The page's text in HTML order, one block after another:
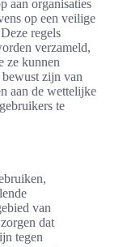
aan organisaties
op een veilige
regels
verzameld,
ze kunnen
zijn van
aan de wettelijke
te
van
dat
tegen